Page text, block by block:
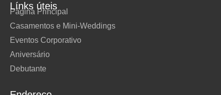
Línks úteis
Página Principal
Casamentos e Mini-Weddings
Eventos Corporativo
Aniversário
Debutante